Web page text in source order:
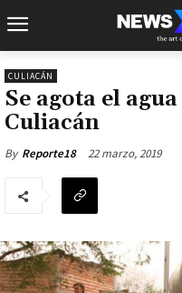
CULIACÁN
Se agota el
Culiacán
By Reporte18 22 marzo, 2019